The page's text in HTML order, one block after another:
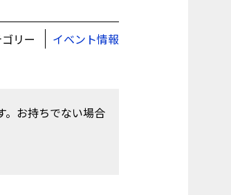
リー イベント情報
。お持ちでない場合